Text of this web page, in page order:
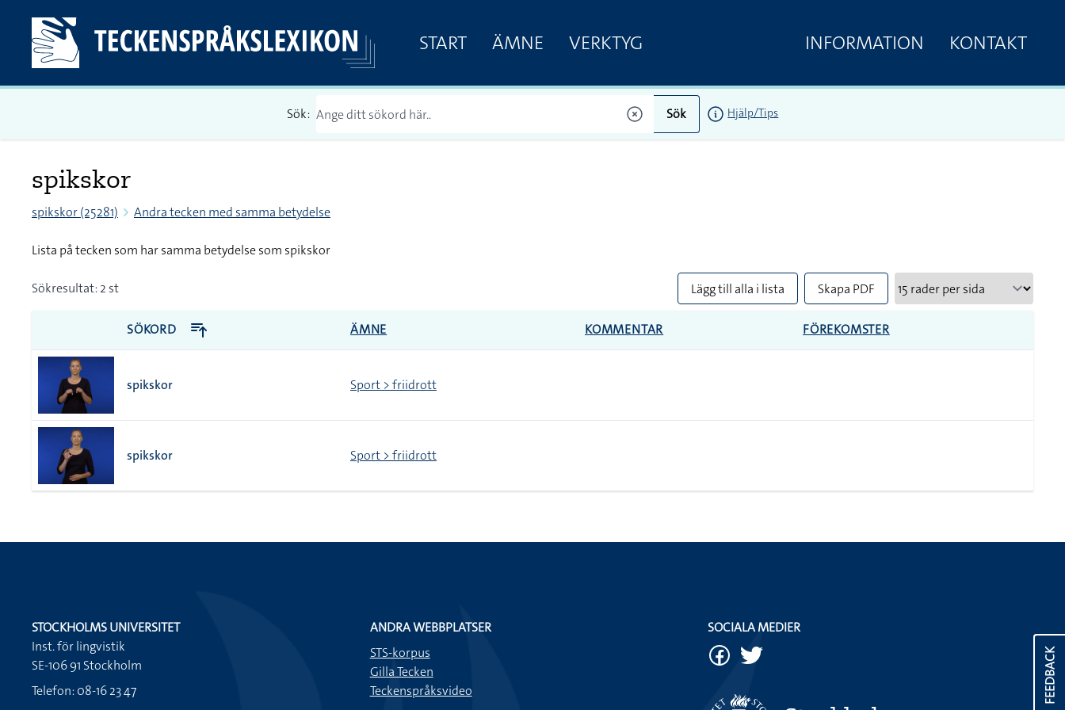
START ÄMNE VERKTYG INFORMATION KONTAKT
Sök: Sök Hjälp/Tips
spikskor
spikskor (25281) Andra tecken med samma betydelse
Lista på tecken som har samma betydelse som spikskor
Sökresultat: 2 st Lägg till alla i lista Skapa PDF
SÖKORD ÄMNE KOMMENTAR FÖREKOMSTER
spikskor Sport > friidrott
spikskor Sport > friidrott
FEEDBACK
STOCKHOLMS UNIVERSITET
Inst. för lingvistik
SE-106 91 Stockholm
Telefon: 08-16 23 47
ANDRA WEBBPLATSER
STS-korpus
Gilla Tecken
Teckenspråksvideo
SOCIALA MEDIER